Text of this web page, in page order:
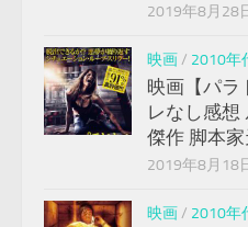
2019年8月28
映画/ 2010年
映画【パラ
レなし感想
傑作 脚本家
2019年8月18
映画/ 2010年